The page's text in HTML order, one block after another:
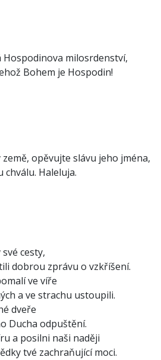
Hospodinova milosrdenství,
Bohem je Hospodin!
země, opěvujte slávu jeho jména,
chválu. Haleluja.
cesty,
dobrou zprávu o vzkříšení.
ve víře
a ve strachu ustoupili.
dveře
Ducha odpuštění.
a posilni naši naději
tvé zachraňující moci.